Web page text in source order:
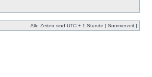
Alle Zeiten sind UTC + 1 Stunde [ Sommerzeit ]